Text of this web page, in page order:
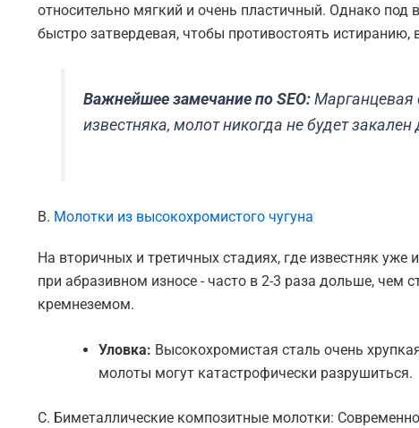
относительно мягкий и очень пластичный. Однако
быстро затвердевая, чтобы противостоять
Важнейшее замечание по SEO: Марганцевая
известняка, молот никогда не будет
B. Молотки из высокохромистого чугуна
На вторичных и третичных стадиях, где известняк уже
при абразивном износе - часто в 2-3 раза дольше,
кремнеземом.
Уловка: Высокохромистая сталь очень
молоты могут катастрофически разрушиться.
C. Биметаллические композитные молотки: